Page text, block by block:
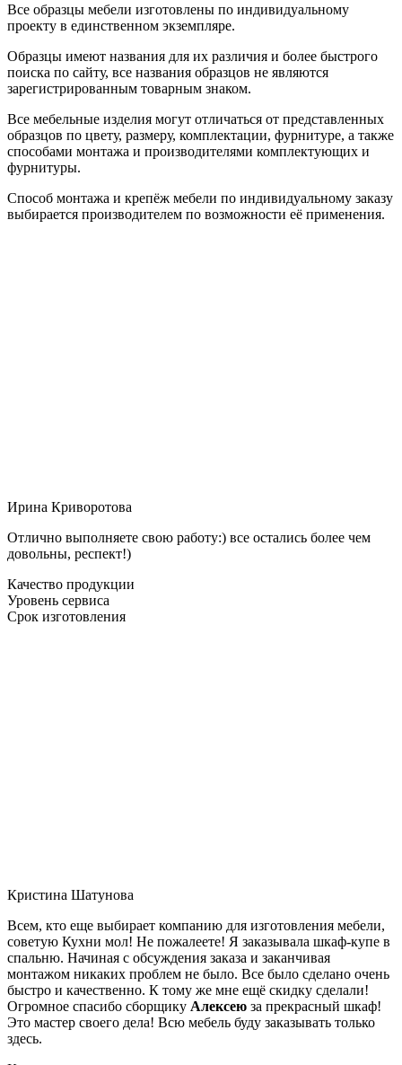
Все образцы мебели изготовлены по индивидуальному
проекту в единственном экземпляре.
Образцы имеют названия для их различия и более быстрого
поиска по сайту, все названия образцов не являются
зарегистрированным товарным знаком.
Все мебельные изделия могут отличаться от представленных
образцов по цвету, размеру, комплектации, фурнитуре, а также
способами монтажа и производителями комплектующих и
фурнитуры.
Способ монтажа и крепёж мебели по индивидуальному заказу
выбирается производителем по возможности её применения.
Ирина Криворотова
Отлично выполняете свою работу:) все остались более чем
довольны, респект!)
Качество продукции
Уровень сервиса
Срок изготовления
Кристина Шатунова
Всем, кто еще выбирает компанию для изготовления мебели,
советую Кухни мол! Не пожалеете! Я заказывала шкаф-купе в
спальню. Начиная с обсуждения заказа и заканчивая
монтажом никаких проблем не было. Все было сделано очень
быстро и качественно. К тому же мне ещё скидку сделали!
Огромное спасибо сборщику Алексею за прекрасный шкаф!
Это мастер своего дела! Всю мебель буду заказывать только
здесь.